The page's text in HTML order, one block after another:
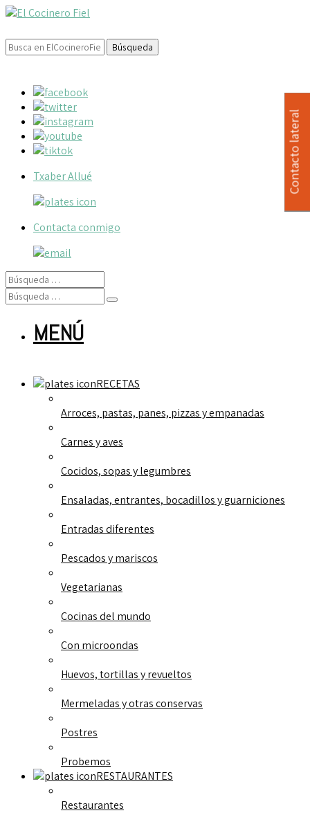
Buscar:
Txaber Allué
Contacta conmigo
MENÚ
RECETAS
Arroces, pastas, panes, pizzas y empanadas
Carnes y aves
Cocidos, sopas y legumbres
Ensaladas, entrantes, bocadillos y guarniciones
Entradas diferentes
Pescados y mariscos
Vegetarianas
Cocinas del mundo
Con microondas
Huevos, tortillas y revueltos
Mermeladas y otras conservas
Postres
Probemos
RESTAURANTES
Restaurantes
Contacto lateral